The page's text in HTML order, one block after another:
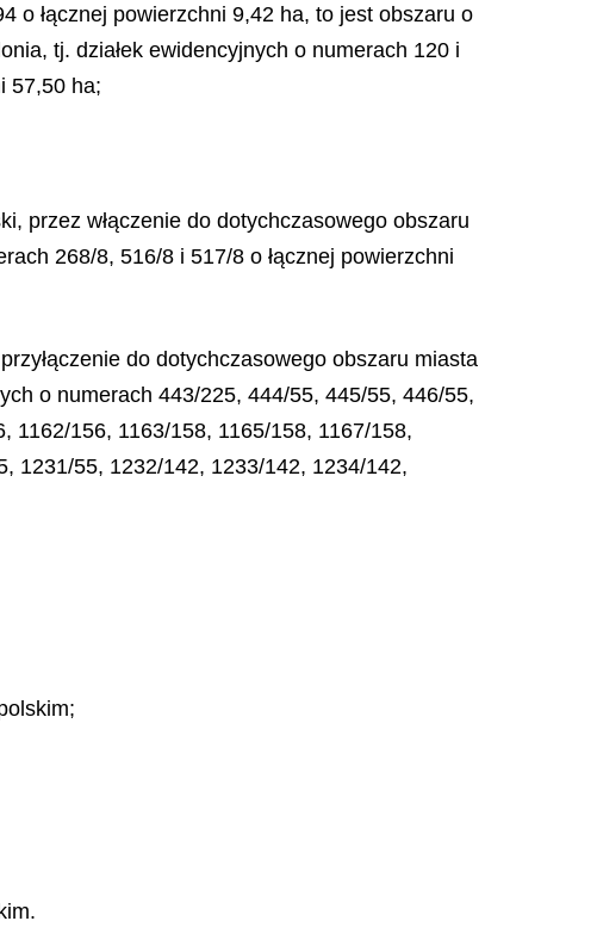
o łącznej powierzchni 9,42 ha, to jest obszaru o
tj. działek ewidencyjnych o numerach 120 i
57,50 ha;
przez włączenie do dotychczasowego obszaru
268/8, 516/8 i 517/8 o łącznej powierzchni
do dotychczasowego obszaru miasta
o numerach 443/225, 444/55, 445/55, 446/55,
1162/156, 1163/158, 1165/158, 1167/158,
1231/55, 1232/142, 1233/142, 1234/142,